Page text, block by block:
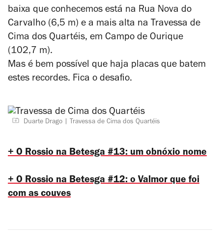
baixa que conhecemos está na Rua Nova do
Carvalho (6,5 m) e a mais alta na Travessa de
Cima dos Quartéis, em Campo de Ourique
(102,7 m).
Mas é bem possível que haja placas que batem
estes recordes. Fica o desafio.
Duarte Drago Travessa de Cima dos Quartéis
+ O Rossio na Betesga #13: um obnóxio nome
+ O Rossio na Betesga #12: o Valmor que foi
com as couves